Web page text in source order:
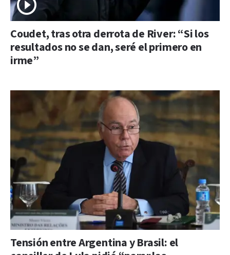
Coudet, tras otra derrota de River: “Si los
resultados no se dan, seré el primero en
irme”
Tensión entre Argentina y Brasil: el